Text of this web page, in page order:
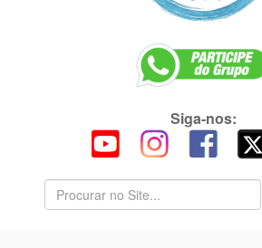
Siga-nos: